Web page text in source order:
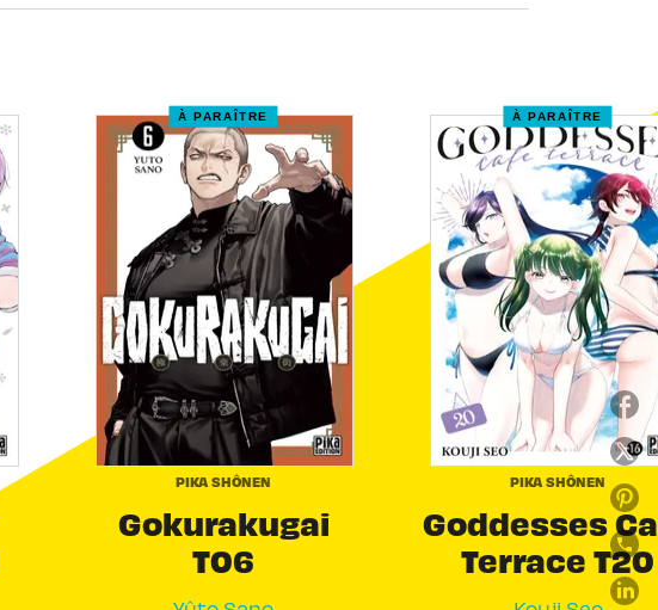
À PARAÎTRE
PIKA SHÔNEN
Gokurakugai
T06
À PARAÎTRE
PIKA SHÔNEN
Goddesses
Terrace T20